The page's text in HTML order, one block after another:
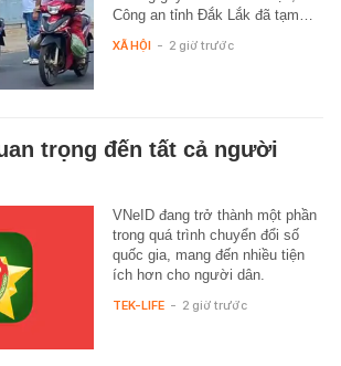
Công an tỉnh Đắk Lắk đã tạm…
XÃ HỘI - 2 giờ trước
trọng đến tất cả người
VNeID đang trở thành một phần
trong quá trình chuyển đổi số
quốc gia, mang đến nhiều tiện
ích hơn cho người dân.
TEK-LIFE - 2 giờ trước